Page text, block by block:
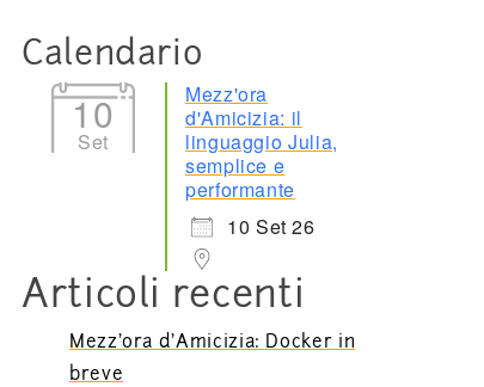
Calendario
10
Set
Mezz'ora
d'Amicizia: il
linguaggio Julia,
semplice e
performante
10 Set 26
Articoli recenti
Mezz’ora d’Amicizia: Docker in
breve